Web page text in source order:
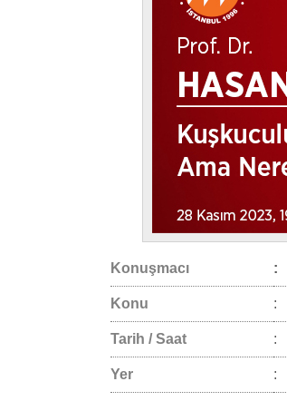
Konuşmacı :
Konu :
Tarih / Saat :
Yer :